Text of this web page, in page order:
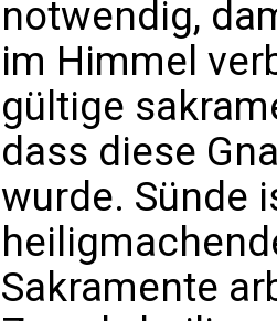
notwendig,
im Himmel
gültige
dass diese
wurde. Sünde
Sakramente